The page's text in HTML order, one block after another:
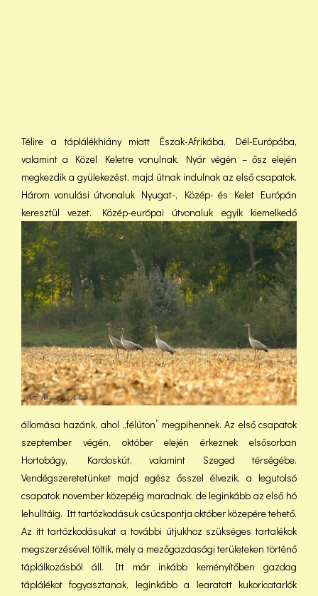
Télire a táplálékhiány miatt Észak-Afrikába, Dél-Európába,
valamint a Közel Keletre vonulnak. Nyár végén – ősz elején
megkezdik a gyülekezést, majd útnak indulnak az első csapatok.
Három vonulási útvonaluk Nyugat-, Közép- és Kelet Európán
keresztül vezet. Közép-európai útvonaluk egyik kiemelkedő
állomása hazánk, ahol „félúton” megpihennek. Az első csapatok
szeptember végén, október elején érkeznek elsősorban
Hortobágy, Kardoskút, valamint Szeged térségébe.
Vendégszeretetünket majd egész ősszel élvezik, a legutolsó
csapatok november közepéig maradnak, de leginkább az első hó
lehulltáig. Itt tartózkodásuk csúcspontja október közepére tehető.
Az itt tartózkodásukat a további útjukhoz szükséges tartalékok
megszerzésével töltik, mely a mezőgazdasági területeken történő
táplálkozásból áll. Itt már inkább keményítőben gazdag
táplálékot fogyasztanak, leginkább a learatott kukoricatarlók